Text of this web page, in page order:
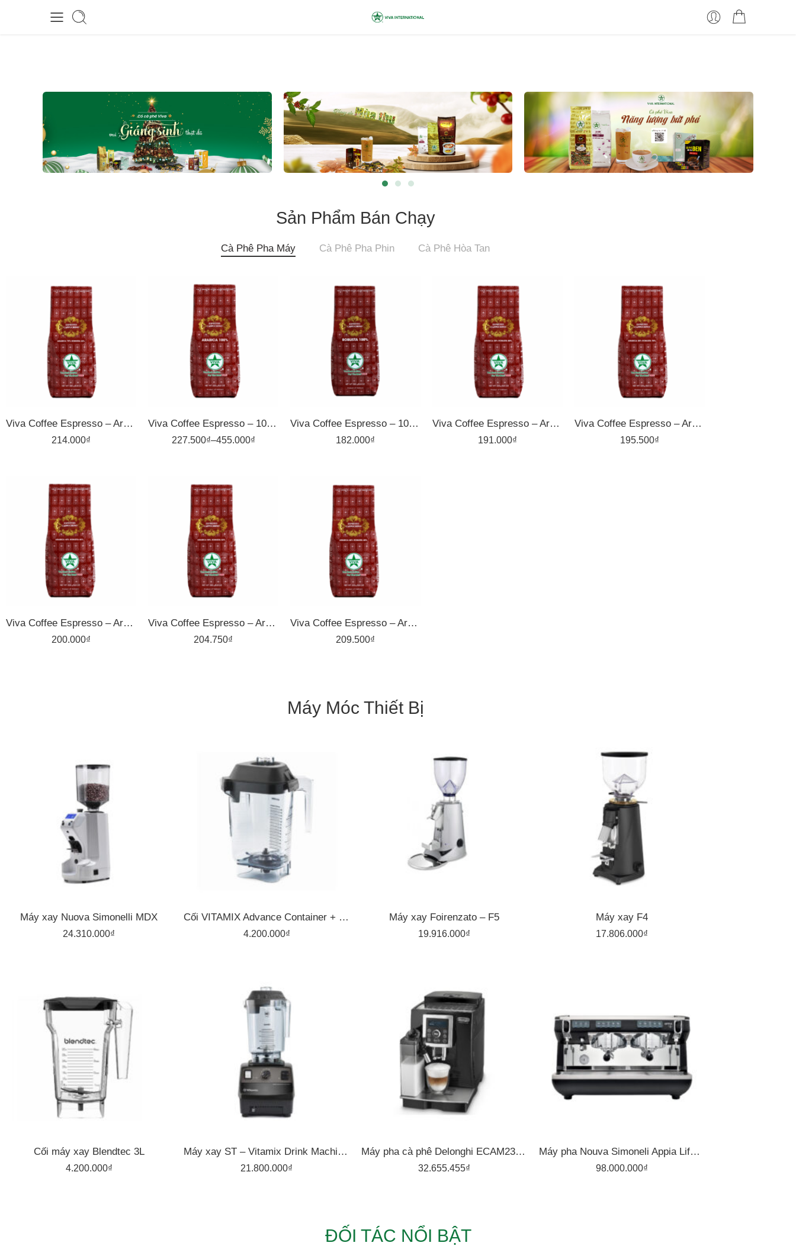
Sản Phẩm Bán Chạy
Cà Phê Pha Máy Cà Phê Pha Phin Cà Phê Hòa Tan
Viva Coffee Espresso – Arabica 70%, Robusta 30% – Cà Phê Pha Máy – Túi 500g
214.000₫
1kg
500gr
Viva Coffee Espresso – 100% Arabica – Cà Phê Pha Máy – Túi 500g
227.500₫–455.000₫
1kg
500gr
Viva Coffee Espresso – 100% Robusta – Cà Phê Pha Máy – Túi 500g
182.000₫
1kg
500gr
Viva Coffee Espresso – Arabica 20%, Robusta 80% – Cà Phê Pha Máy – Túi 500g
191.000₫
1kg
500gr
Viva Coffee Espresso – Arabica 30%, Robusta 70% – Cà Phê Pha Máy – Túi 500g
195.500₫
1kg
500gr
Viva Coffee Espresso – Arabica 40%, Robusta 60% – Cà Phê Pha Máy – Túi 500g
200.000₫
1kg
500gr
Viva Coffee Espresso – Arabica 50%, Robusta 50% – Cà Phê Pha Máy – Túi 500g
204.750₫
1kg
500gr
Viva Coffee Espresso – Arabica 60%, Robusta 40% – Cà Phê Pha Máy – Túi 500g
209.500₫
1kg
500gr
Máy Móc Thiết Bị
Máy xay Nuova Simonelli MDX
24.310.000₫
Cối VITAMIX Advance Container + Lid Complete – For XP Container ( VM0127)
4.200.000₫
Máy xay Foirenzato – F5
19.916.000₫
Máy xay F4
17.806.000₫
Cối máy xay Blendtec 3L
4.200.000₫
Máy xay ST – Vitamix Drink Machine Advance VM0127
21.800.000₫
Máy pha cà phê Delonghi ECAM23.460.B
32.655.455₫
Máy pha Nouva Simoneli Appia Life 2 Group
98.000.000₫
ĐỐI TÁC NỔI BẬT